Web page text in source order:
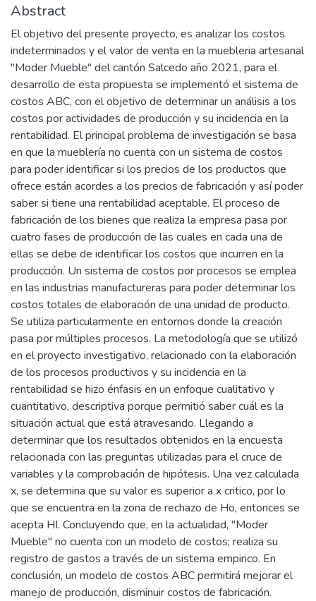
Abstract
El objetivo del presente proyecto, es analizar los costos
indeterminados y el valor de venta en la muebleria artesanal
"Moder Mueble" del cantón Salcedo año 2021, para el
desarrollo de esta propuesta se implementó el sistema de
costos ABC, con el objetivo de determinar un análisis a los
costos por actividades de producción y su incidencia en la
rentabilidad. El principal problema de investigación se basa
en que la mueblería no cuenta con un sistema de costos
para poder identificar si los precios de los productos que
ofrece están acordes a los precios de fabricación y así poder
saber si tiene una rentabilidad aceptable. El proceso de
fabricación de los bienes que realiza la empresa pasa por
cuatro fases de producción de las cuales en cada una de
ellas se debe de identificar los costos que incurren en la
producción. Un sistema de costos por procesos se emplea
en las industrias manufactureras para poder determinar los
costos totales de elaboración de una unidad de producto.
Se utiliza particularmente en entornos donde la creación
pasa por múltiples procesos. La metodología que se utilizó
en el proyecto investigativo, relacionado con la elaboración
de los procesos productivos y su incidencia en la
rentabilidad se hizo énfasis en un enfoque cualitativo y
cuantitativo, descriptiva porque permitió saber cuál es la
situación actual que está atravesando. Llegando a
determinar que los resultados obtenidos en la encuesta
relacionada con las preguntas utilizadas para el cruce de
variables y la comprobación de hipótesis. Una vez calculada
x, se determina que su valor es superior a x critico, por lo
que se encuentra en la zona de rechazo de Ho, entonces se
acepta HI. Concluyendo que, en la actualidad, "Moder
Mueble" no cuenta con un modelo de costos; realiza su
registro de gastos a través de un sistema empirico. En
conclusión, un modelo de costos ABC permitirá mejorar el
manejo de producción, disminuir costos de fabricación.